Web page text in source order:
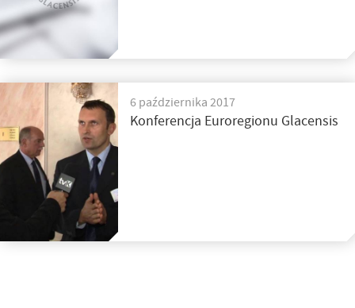
6 października 2017
Konferencja Euroregionu Glacensis